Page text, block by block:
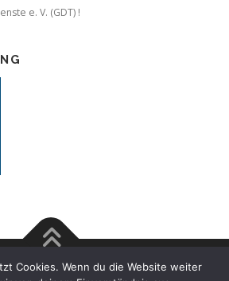
e. V. (GDT) !
Gusental– OnePressTheme von
Cookies. Wenn du die Website weiter